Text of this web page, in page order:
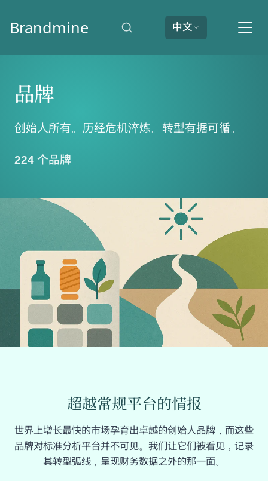
Brandmine 中文
品牌
创始人所有。历经危机淬炼。转型有据可循。
224 个品牌
超越常规平台的情报
世界上增长最快的市场孕育出卓越的创始人品牌，而这些
品牌对标准分析平台并不可见。我们让它们被看见，记录
其转型弧线，呈现财务数据之外的那一面。